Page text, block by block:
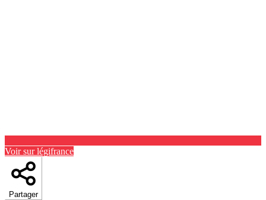
Voir sur légifrance
Partager